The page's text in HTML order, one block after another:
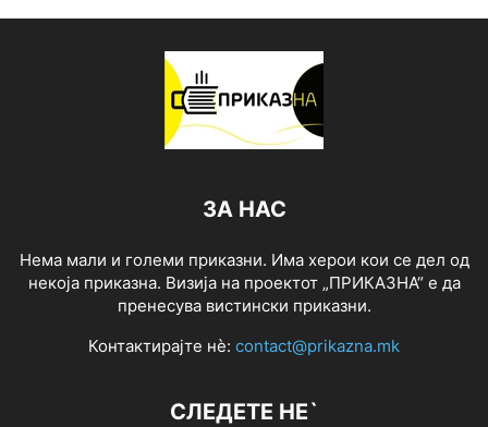
ЗА НАС
Нема мали и големи приказни. Има херои кои се дел од
некоја приказна. Визија на проектот „ПРИКАЗНА“ е да
пренесува вистински приказни.
Контактирајте нѐ: contact@prikazna.mk
СЛЕДЕТЕ НЕ`